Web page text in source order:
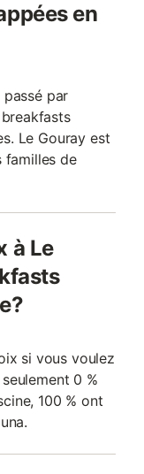
en
par
Le Gouray est
familles de
à Le
si vous voulez
0 %
100 % ont